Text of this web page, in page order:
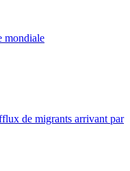
mondiale
de migrants arrivant par